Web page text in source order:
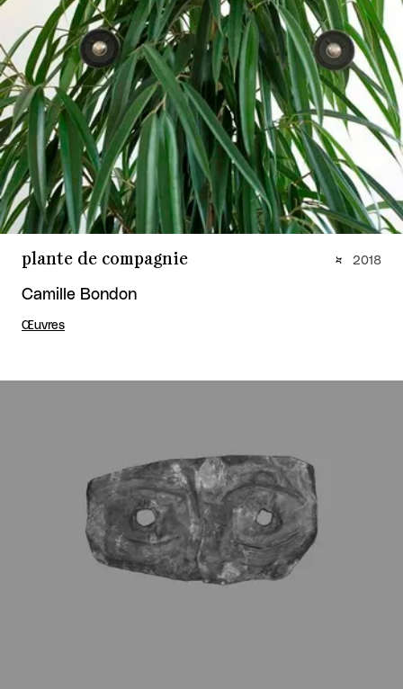
plante de compagnie
Camille Bondon
Œuvres
2018